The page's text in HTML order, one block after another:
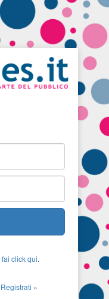
fai click qui.
Registrati »